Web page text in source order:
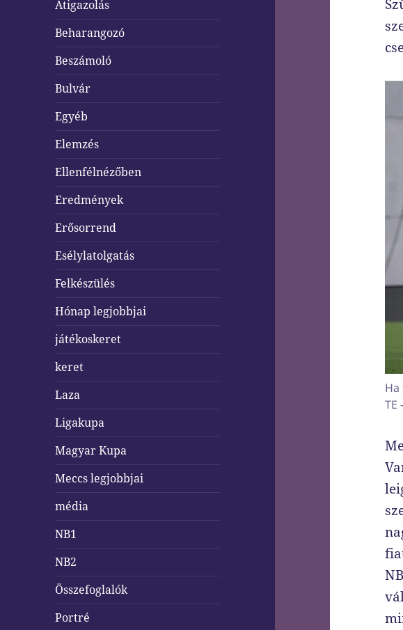
Átigazolás
Beharangozó
Beszámoló
Bulvár
Egyéb
Elemzés
Ellenfélnézőben
Eredmények
Erősorrend
Esélylatolgatás
Felkészülés
Hónap legjobbjai
játékoskeret
keret
Laza
Ligakupa
Magyar Kupa
Meccs legjobbjai
média
NB1
NB2
Összefoglalók
Portré
TE